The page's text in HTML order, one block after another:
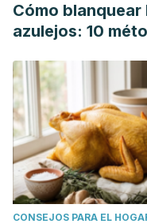
Cómo
azulejos: 10
CONSEJOS PARA EL